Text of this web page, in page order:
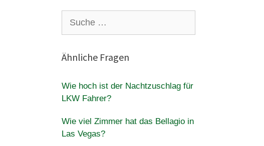
nach:
Ähnliche Fragen
Wie hoch ist der Nachtzuschlag für
LKW Fahrer?
Wie viel Zimmer hat das Bellagio in
Las Vegas?